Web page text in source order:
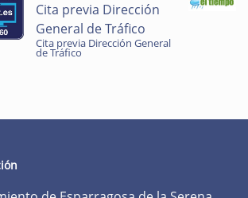
Cita previa Dirección
General de Tráfico
Cita previa Dirección General
de Tráfico